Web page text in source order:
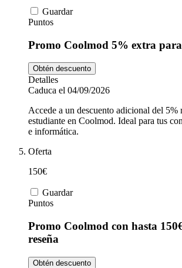
Guardar
Puntos
Promo Coolmod 5% extra
Obtén descuento
Detalles
Caduca el 04/09/2026
Accede a un descuento adicional del 5%
estudiante en Coolmod. Ideal para tus
e informática.
Oferta
150€
Guardar
Puntos
Promo Coolmod con hasta
reseña
Obtén descuento